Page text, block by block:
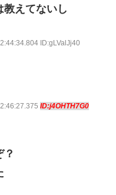
教えてないし
ID:gLValJj40
ID:j4OHTH7G0
？